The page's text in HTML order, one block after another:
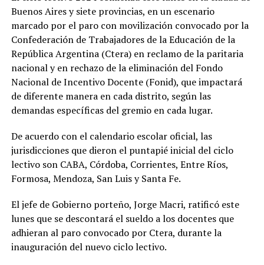
Buenos Aires y siete provincias, en un escenario
marcado por el paro con movilización convocado por la
Confederación de Trabajadores de la Educación de la
República Argentina (Ctera) en reclamo de la paritaria
nacional y en rechazo de la eliminación del Fondo
Nacional de Incentivo Docente (Fonid), que impactará
de diferente manera en cada distrito, según las
demandas específicas del gremio en cada lugar.
De acuerdo con el calendario escolar oficial, las
jurisdicciones que dieron el puntapié inicial del ciclo
lectivo son CABA, Córdoba, Corrientes, Entre Ríos,
Formosa, Mendoza, San Luis y Santa Fe.
El jefe de Gobierno porteño, Jorge Macri, ratificó este
lunes que se descontará el sueldo a los docentes que
adhieran al paro convocado por Ctera, durante la
inauguración del nuevo ciclo lectivo.